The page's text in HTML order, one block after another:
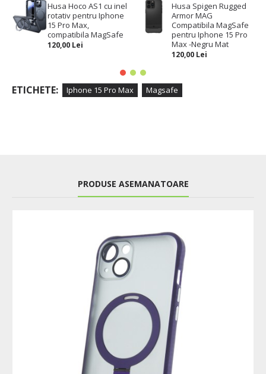
Husa Hoco AS1 cu inel
rotativ pentru Iphone
15 Pro Max,
compatibila MagSafe
120,00 Lei
Husa Spigen Rugged
Armor MAG
Compatibila MagSafe
pentru Iphone 15 Pro
Max -Negru Mat
120,00 Lei
ETICHETE: Iphone 15 Pro Max Magsafe
PRODUSE ASEMANATOARE